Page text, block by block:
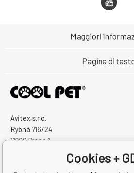
Avitex,s.r.o.
Rybná 716/24
11000 Praha 1
Numero di identificazione: 60745291
Maggiori
Pagine di
Cookies +